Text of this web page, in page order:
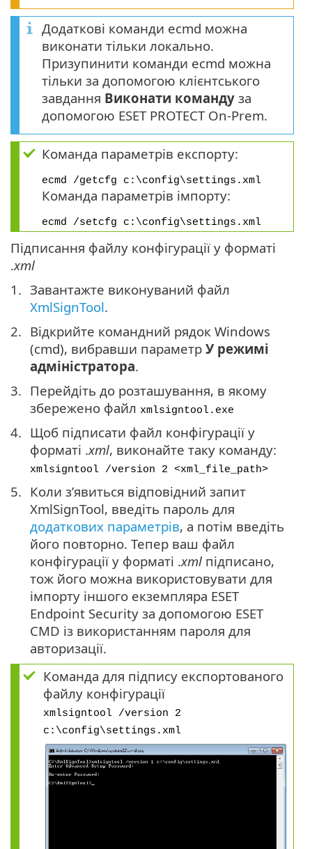
Додаткові команди ecmd можна
виконати тільки локально.
Призупинити команди ecmd можна
тільки за допомогою клієнтського
завдання Виконати команду за
допомогою ESET PROTECT On-Prem.
Команда параметрів експорту:
ecmd /getcfg c:\config\settings.xml
Команда параметрів імпорту:
ecmd /setcfg c:\config\settings.xml
Підписання файлу конфігурації у форматі
.xml
Завантажте виконуваний файл
XmlSignTool.
Відкрийте командний рядок Windows
(cmd), вибравши параметр У режимі
адміністратора.
Перейдіть до розташування, в якому
збережено файл xmlsigntool.exe
Щоб підписати файл конфігурації у
форматі .xml, виконайте таку команду:
xmlsigntool /version 2 <xml_file_path>
Коли з’явиться відповідний запит
XmlSignTool, введіть пароль для
додаткових параметрів, а потім введіть
його повторно. Тепер ваш файл
конфігурації у форматі .xml підписано,
тож його можна використовувати для
імпорту іншого екземпляра ESET
Endpoint Security за допомогою ESET
CMD із використанням пароля для
авторизації.
Команда для підпису експортованого
файлу конфігурації
xmlsigntool /version 2
c:\config\settings.xml